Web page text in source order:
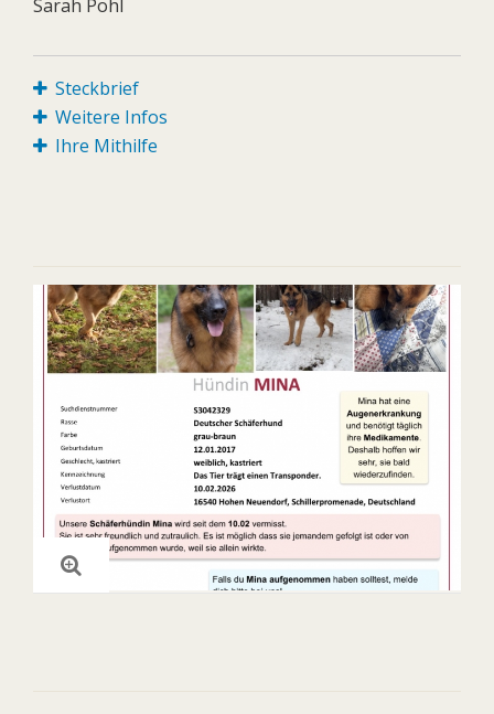
Sarah Pohl
Steckbrief
Weitere Infos
Ihre Mithilfe